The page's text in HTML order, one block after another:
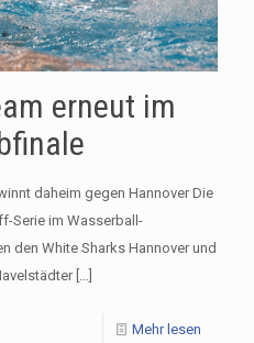
erneut im
daheim gegen Hannover Die
Serie im Wasserball-
den White Sharks Hannover und
[…]
Mehr lesen